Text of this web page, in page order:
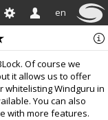
en
Of course we
it allows us to offer
Windguru in
You can also
with more features.